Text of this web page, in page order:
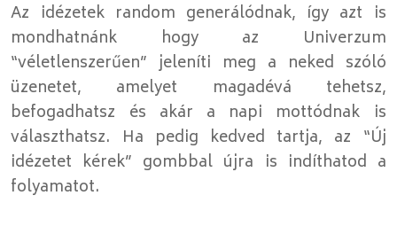
Az idézetek random generálódnak, így azt is
mondhatnánk hogy az Univerzum
“véletlenszerűen” jeleníti meg a neked szóló
üzenetet, amelyet magadévá tehetsz,
befogadhatsz és akár a napi mottódnak is
választhatsz. Ha pedig kedved tartja, az “Új
idézetet kérek” gombbal újra is indíthatod a
folyamatot.